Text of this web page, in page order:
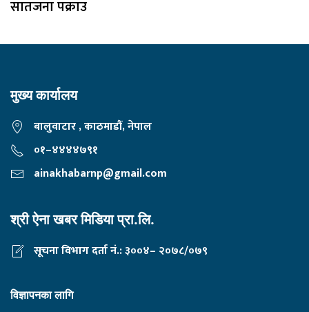
सातजना पक्राउ
मुख्य कार्यालय
बालुवाटार , काठमाडौं, नेपाल
०१–४४४४७९१
ainakhabarnp@gmail.com
श्री ऐना खबर मिडिया प्रा.लि.
सूचना विभाग दर्ता नं.: ३००४– २०७८/०७९
विज्ञापनका लागि